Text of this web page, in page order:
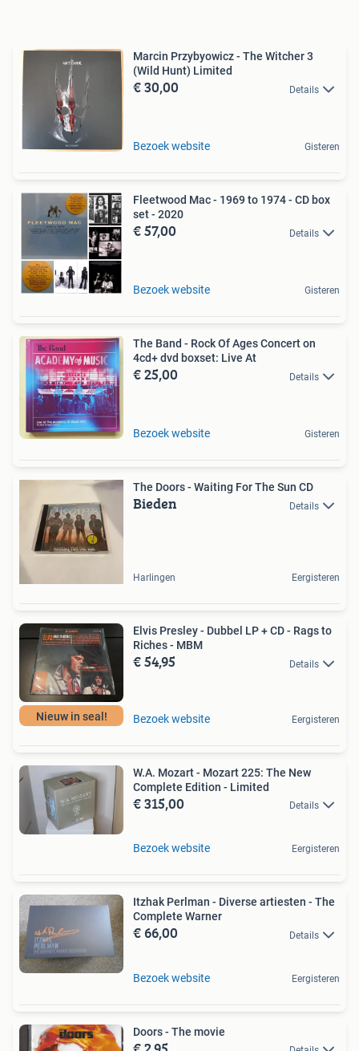
Marcin Przybyowicz - The Witcher 3
(Wild Hunt) Limited
€ 30,00 Details
Bezoek website Gisteren
Fleetwood Mac - 1969 to 1974 - CD box
set - 2020
€ 57,00 Details
Bezoek website Gisteren
The Band - Rock Of Ages Concert on
4cd+ dvd boxset: Live At
€ 25,00 Details
Bezoek website Gisteren
The Doors - Waiting For The Sun CD
Bieden Details
Harlingen Eergisteren
Nieuw in seal!
Elvis Presley - Dubbel LP + CD - Rags to
Riches - MBM
€ 54,95 Details
Bezoek website Eergisteren
W.A. Mozart - Mozart 225: The New
Complete Edition - Limited
€ 315,00 Details
Bezoek website Eergisteren
Itzhak Perlman - Diverse artiesten - The
Complete Warner
€ 66,00 Details
Bezoek website Eergisteren
Doors - The movie